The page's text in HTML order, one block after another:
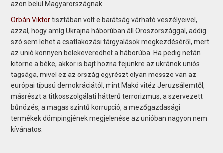
azon belül Magyarországnak.
Orbán Viktortisztában volt e barátság várható veszélyei­vel,
azzal, hogy amíg Ukrajna háborúban áll Oroszországgal, addig
szó sem lehet a csatlakozási tárgyalások megkezdéséről, mert
az unió könnyen belekeveredhet a háborúba. Ha pedig netán
kitörne a béke, akkor is bajt hozna fejünkre az ukránok uniós
tagsága, mivel ez az ország egyrészt olyan messze van az
európai típusú demokráciától, mint Makó vitéz Jeruzsálemtől,
másrészt a titkosszolgálati hátterű terrorizmus, a szervezett
bűnözés, a magas szintű korrupció, a mezőgazdasági
termékek dömpingjének megjelenése az unió­ban nagyon nem
kívánatos.